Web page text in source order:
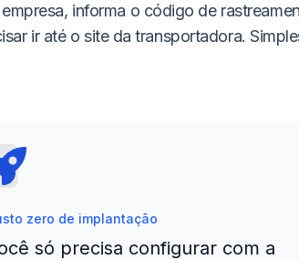
informa o código de
ir até o site da transportadora.
zero de implantação
só precisa configurar com a